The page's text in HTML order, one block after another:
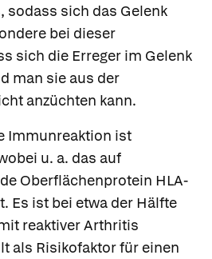
sodass sich das Gelenk
bei dieser
sich die Erreger im Gelenk
man sie aus der
anzüchten kann.
Immunreaktion ist
u. a. das auf
Oberflächenprotein HLA-
Es ist bei etwa der Hälfte
reaktiver Arthritis
als Risikofaktor für einen